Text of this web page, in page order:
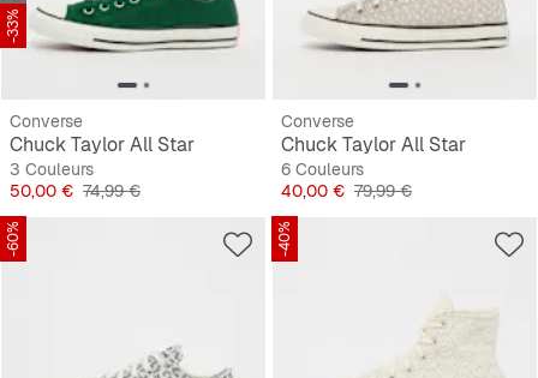
-33%
Converse
Chuck Taylor All Star
3 Couleurs
Prix
50,00 € Prix original
74,99 €
Converse
Chuck Taylor All Star
6 Couleurs
Prix
40,00 € Prix original
79,99 €
-60% -40%